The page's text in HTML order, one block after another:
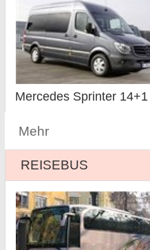
Mercedes Sprinter
Mehr
REISEBUS